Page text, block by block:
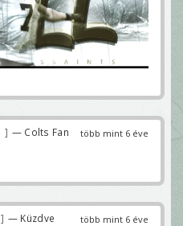
több mint 6 éve
— Colts Fan
több mint 6 éve
— Küzdve